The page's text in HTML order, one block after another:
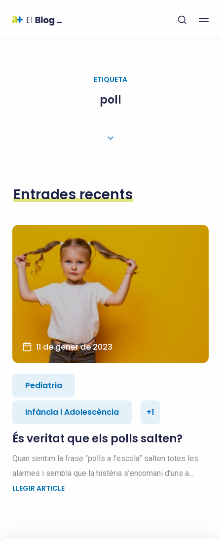
ETIQUETA
poll
Entrades recents
11 de gener de 2023
Pediatria
Infància i Adolescència +1
És veritat que els polls salten?
Quan sentim la frase “polls a l’escola” salten totes les
alarmes i sembla que la histèria s’encomani d’uns a...
LLEGIR ARTICLE